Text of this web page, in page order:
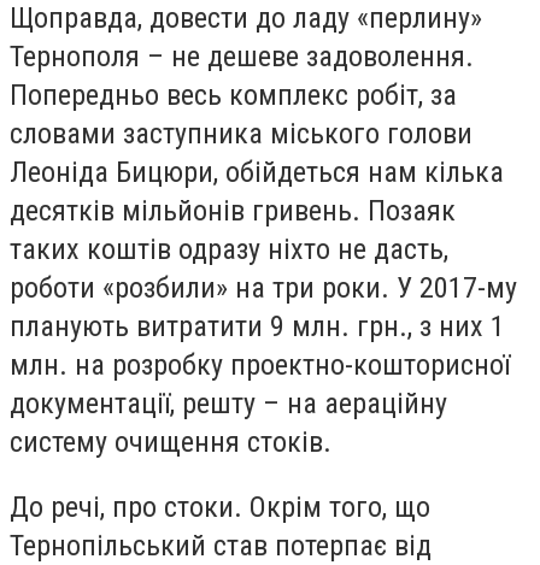
Щоправда, довести до ладу «перлину»
Тернополя – не дешеве задоволення.
Попередньо весь комплекс робіт, за
словами заступника міського голови
Леоніда Бицюри, обійдеться нам кілька
десятків мільйонів гривень. Позаяк
таких коштів одразу ніхто не дасть,
роботи «розбили» на три роки. У 2017-му
планують витратити 9 млн. грн., з них 1
млн. на розробку проектно-кошторисної
документації, решту – на аераційну
систему очищення стоків.
До речі, про стоки. Окрім того, що
Тернопільський став потерпає від